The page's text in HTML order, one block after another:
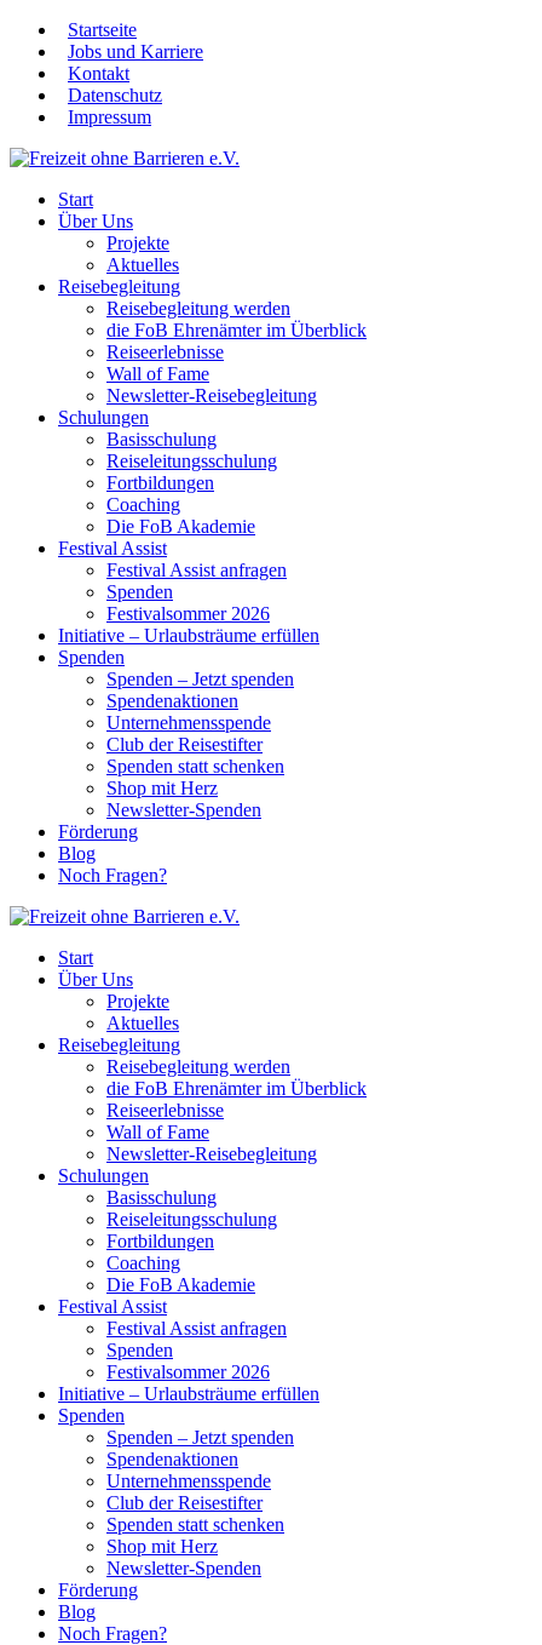
Startseite
Jobs und Karriere
Kontakt
Datenschutz
Impressum
Start
Über Uns
Projekte
Aktuelles
Reisebegleitung
Reisebegleitung werden
die FoB Ehrenämter im Überblick
Reiseerlebnisse
Wall of Fame
Newsletter-Reisebegleitung
Schulungen
Basisschulung
Reiseleitungsschulung
Fortbildungen
Coaching
Die FoB Akademie
Festival Assist
Festival Assist anfragen
Spenden
Festivalsommer 2026
Initiative – Urlaubsträume erfüllen
Spenden
Spenden – Jetzt spenden
Spendenaktionen
Unternehmensspende
Club der Reisestifter
Spenden statt schenken
Shop mit Herz
Newsletter-Spenden
Förderung
Blog
Noch Fragen?
Start
Über Uns
Projekte
Aktuelles
Reisebegleitung
Reisebegleitung werden
die FoB Ehrenämter im Überblick
Reiseerlebnisse
Wall of Fame
Newsletter-Reisebegleitung
Schulungen
Basisschulung
Reiseleitungsschulung
Fortbildungen
Coaching
Die FoB Akademie
Festival Assist
Festival Assist anfragen
Spenden
Festivalsommer 2026
Initiative – Urlaubsträume erfüllen
Spenden
Spenden – Jetzt spenden
Spendenaktionen
Unternehmensspende
Club der Reisestifter
Spenden statt schenken
Shop mit Herz
Newsletter-Spenden
Förderung
Blog
Noch Fragen?